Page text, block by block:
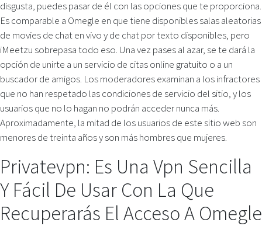
disgusta, puedes pasar de él con las opciones que te proporciona.
Es comparable a Omegle en que tiene disponibles salas aleatorias
de movies de chat en vivo y de chat por texto disponibles, pero
iMeetzu sobrepasa todo eso. Una vez pases al azar, se te dará la
opción de unirte a un servicio de citas online gratuito o a un
buscador de amigos. Los moderadores examinan a los infractores
que no han respetado las condiciones de servicio del sitio, y los
usuarios que no lo hagan no podrán acceder nunca más.
Aproximadamente, la mitad de los usuarios de este sitio web son
menores de treinta años y son más hombres que mujeres.
Privatevpn: Es Una Vpn Sencilla
Y Fácil De Usar Con La Que
Recuperarás El Acceso A Omegle